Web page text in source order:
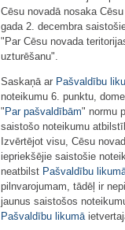
Cēsu novadā nosaka Cēsu
gada 2. decembra
"Par Cēsu novada
uzturēšanu".
Saskaņā ar Pašvaldību
noteikumu 6. punktu,
"Par pašvaldībām" normu
saistošo noteikumu
Izvērtējot visu, Cēsu
iepriekšējie saistošie
neatbilst Pašvaldību
pilnvarojumam, tādēļ ir
jaunus saistošos
Pašvaldību likumā